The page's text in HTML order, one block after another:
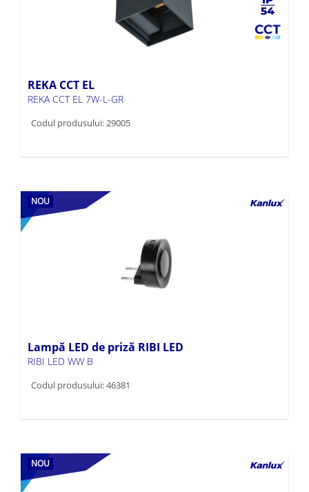
REKA CCT EL
REKA CCT EL 7W-L-GR
Codul produsului: 29005
NOU
Lampă LED de priză RIBI LED
RIBI LED WW B
Codul produsului: 46381
NOU